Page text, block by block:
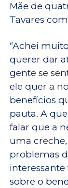
Mãe de
Tavares
“Achei
querer dar
gente se
ele quer a
benefícios
pauta. A
falar que a
uma
problemas
sobre o